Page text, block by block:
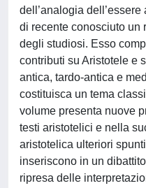
dell’analogia
di recente conosciuto un
degli studiosi. Esso
contributi su Aristotele e
antica, tardo-antica e
costituisca un tema
volume presenta nuove
testi aristotelici e nella
aristotelica ulteriori
inseriscono in un
ripresa delle